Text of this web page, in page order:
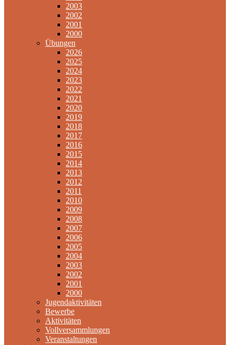
2003
2002
2001
2000
Übungen
2026
2025
2024
2023
2022
2021
2020
2019
2018
2017
2016
2015
2014
2013
2012
2011
2010
2009
2008
2007
2006
2005
2004
2003
2002
2001
2000
Jugendaktivitäten
Bewerbe
Aktivitäten
Vollversammlungen
Veranstaltungen